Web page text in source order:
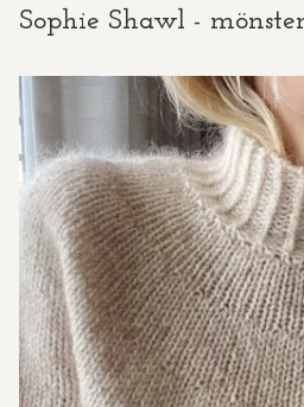
Sophie Shawl - mönster